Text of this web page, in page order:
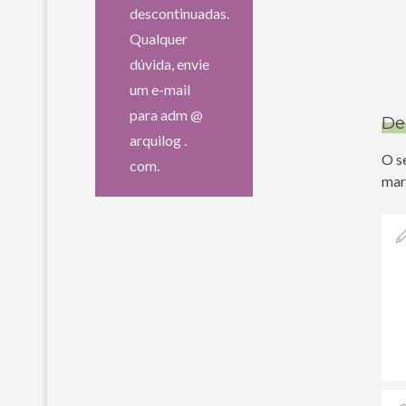
O
descontinuadas.
Qualquer
dúvida, envie
um e-mail
para adm @
arquilog .
com.